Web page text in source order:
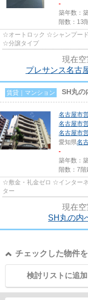
-
築年数：
階数：13
☆オートロック ☆シャンプー
☆分譲タイプ
現在空
プレサンス名古
賃貸｜マンション SH丸の
名古屋市
名古屋市
名古屋市
愛知県名
-
築年数：
階数：7階
☆敷金・礼金ゼロ ☆インター
ター
現在空
SH丸の内
チェックした物件
検討リストに追加